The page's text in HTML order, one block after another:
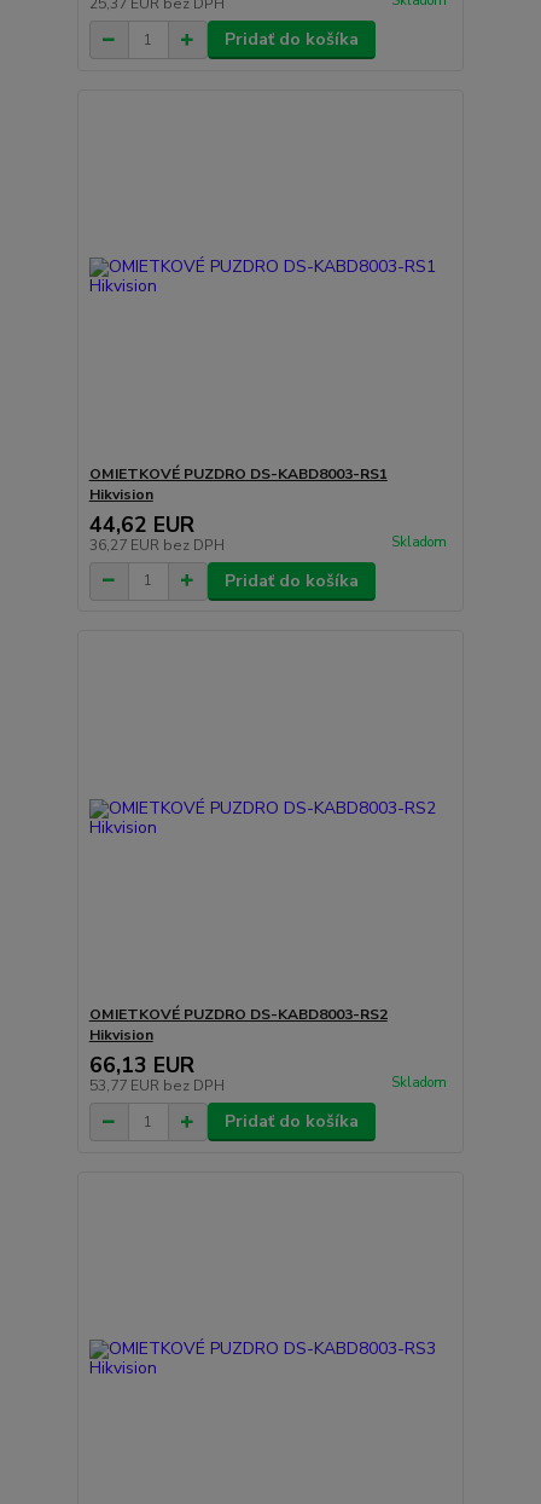
Pridať do košíka
OMIETKOVÉ PUZDRO DS-KABD8003-RS1
Hikvision
44,62 EUR
36,27 EUR bez DPH Skladom
Pridať do košíka
OMIETKOVÉ PUZDRO DS-KABD8003-RS2
Hikvision
66,13 EUR
53,77 EUR bez DPH Skladom
Pridať do košíka